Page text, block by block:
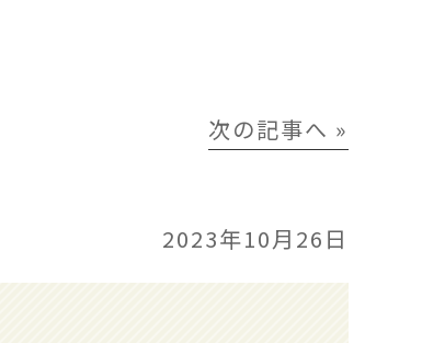
次の記事へ »
2023年10月26日